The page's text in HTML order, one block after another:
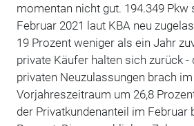
momentan nicht gut. 194.349 Pkw
Februar 2021 laut KBA neu
19 Prozent weniger als ein Jahr
private Käufer halten sich zurück -
privaten Neuzulassungen brach
Vorjahreszeitraum um 26,8
der Privatkundenanteil im Februar